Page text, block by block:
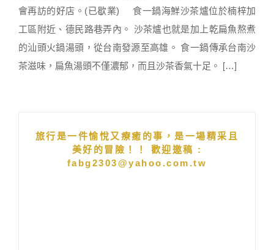
會再訪的好店。(已歇業) 食一鍋海鮮沙茶爐位於楠梓加
工區附近、德民路巷弄內。 沙茶爐也就是加上乾扁魚熬煮
的汕頭火鍋湯頭，從台南發源至高雄。 食一鍋傳承台南沙
茶滋味，扁魚湯頭不僅濃郁，而且沙茶香氣十足。 […]
旅行是一件愉悅又療癒的事，是一場精采且
美好的冒險！！ 歡迎邀稿 :
fabg2303@yahoo.com.tw